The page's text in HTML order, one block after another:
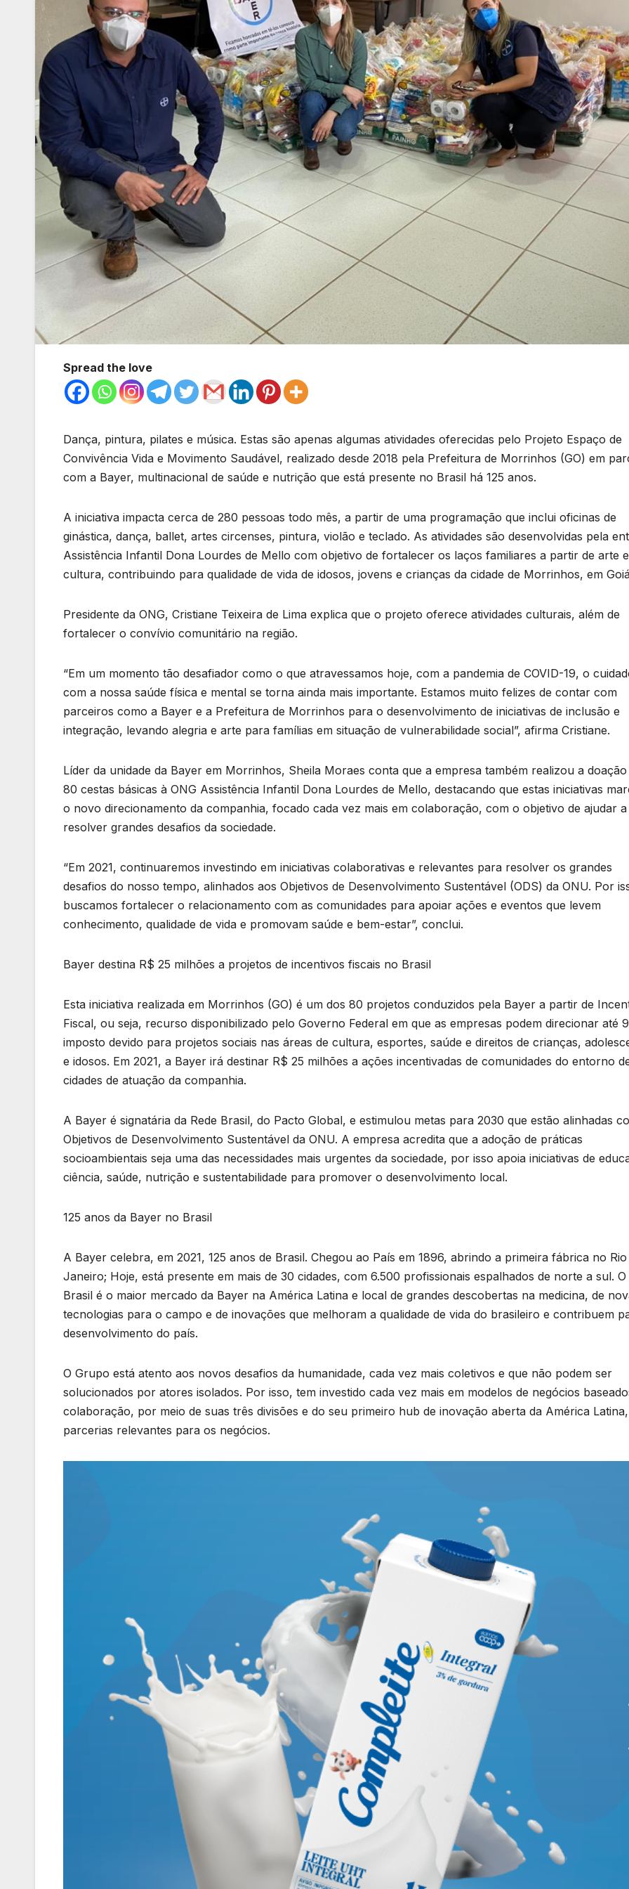
Spread the love
Dança, pintura, pilates e música. Estas são apenas algumas atividades oferecidas pelo Projeto Espaço de
Convivência Vida e Movimento Saudável, realizado desde 2018 pela Prefeitura de Morrinhos (GO) em
com a Bayer, multinacional de saúde e nutrição que está presente no Brasil há 125 anos.
A iniciativa impacta cerca de 280 pessoas todo mês, a partir de uma programação que inclui oficinas de
ginástica, dança, ballet, artes circenses, pintura, violão e teclado. As atividades são desenvolvidas pela
Assistência Infantil Dona Lourdes de Mello com objetivo de fortalecer os laços familiares a partir de arte e
cultura, contribuindo para qualidade de vida de idosos, jovens e crianças da cidade de Morrinhos, em
Presidente da ONG, Cristiane Teixeira de Lima explica que o projeto oferece atividades culturais, além de
fortalecer o convívio comunitário na região.
“Em um momento tão desafiador como o que atravessamos hoje, com a pandemia de COVID-19, o
com a nossa saúde física e mental se torna ainda mais importante. Estamos muito felizes de contar com
parceiros como a Bayer e a Prefeitura de Morrinhos para o desenvolvimento de iniciativas de inclusão e
integração, levando alegria e arte para famílias em situação de vulnerabilidade social”, afirma Cristiane.
Líder da unidade da Bayer em Morrinhos, Sheila Moraes conta que a empresa também realizou a doação
80 cestas básicas à ONG Assistência Infantil Dona Lourdes de Mello, destacando que estas iniciativas
o novo direcionamento da companhia, focado cada vez mais em colaboração, com o objetivo de ajudar a
resolver grandes desafios da sociedade.
“Em 2021, continuaremos investindo em iniciativas colaborativas e relevantes para resolver os grandes
desafios do nosso tempo, alinhados aos Objetivos de Desenvolvimento Sustentável (ODS) da ONU. Por
buscamos fortalecer o relacionamento com as comunidades para apoiar ações e eventos que levem
conhecimento, qualidade de vida e promovam saúde e bem-estar”, conclui.
Bayer destina R$ 25 milhões a projetos de incentivos fiscais no Brasil
Esta iniciativa realizada em Morrinhos (GO) é um dos 80 projetos conduzidos pela Bayer a partir de
Fiscal, ou seja, recurso disponibilizado pelo Governo Federal em que as empresas podem direcionar até
imposto devido para projetos sociais nas áreas de cultura, esportes, saúde e direitos de crianças,
e idosos. Em 2021, a Bayer irá destinar R$ 25 milhões a ações incentivadas de comunidades do entorno
cidades de atuação da companhia.
A Bayer é signatária da Rede Brasil, do Pacto Global, e estimulou metas para 2030 que estão alinhadas
Objetivos de Desenvolvimento Sustentável da ONU. A empresa acredita que a adoção de práticas
socioambientais seja uma das necessidades mais urgentes da sociedade, por isso apoia iniciativas de
ciência, saúde, nutrição e sustentabilidade para promover o desenvolvimento local.
125 anos da Bayer no Brasil
A Bayer celebra, em 2021, 125 anos de Brasil. Chegou ao País em 1896, abrindo a primeira fábrica no Rio
Janeiro; Hoje, está presente em mais de 30 cidades, com 6.500 profissionais espalhados de norte a sul. O
Brasil é o maior mercado da Bayer na América Latina e local de grandes descobertas na medicina, de
tecnologias para o campo e de inovações que melhoram a qualidade de vida do brasileiro e contribuem
desenvolvimento do país.
O Grupo está atento aos novos desafios da humanidade, cada vez mais coletivos e que não podem ser
solucionados por atores isolados. Por isso, tem investido cada vez mais em modelos de negócios
colaboração, por meio de suas três divisões e do seu primeiro hub de inovação aberta da América
parcerias relevantes para os negócios.